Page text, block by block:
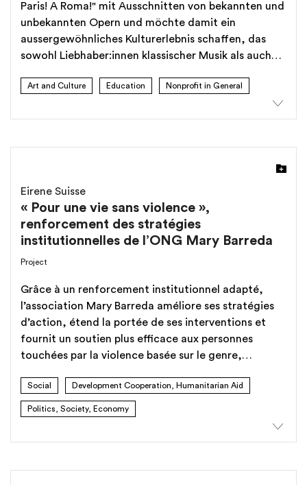
Paris! A Roma!" mit Ausschnitten von bekannten und
unbekannten Opern und möchte damit ein
aussergewöhnliches Kulturerlebnis schaffen, das
sowohl Liebhaber:innen klassischer Musik als auch
Besetzung mit professionellen Sänger:innen und
herausragende Aufführung. Gleichzeitig sorgen wir
Unterstützung durch Spenden können wir faire
Gagen für alle Beteiligten zahlen, die notwendigen
technischen und logistischen Voraussetzungen
schaffen und das Konzert professionell bewerben.
halten und sie einem möglichst vielfältigen Publikum
näherzubringen.
Art and Culture Education Nonprofit in General
Eirene Suisse
« Pour une vie sans violence »,
renforcement des stratégies
institutionnelles de l’ONG Mary Barreda
Project
Grâce à un renforcement institutionnel adapté,
l’association Mary Barreda améliore ses stratégies
d’action, étend la portée de ses interventions et
fournit un soutien plus efficace aux personnes
touchées par la violence basée sur le genre,
prostitution.
Social Development Cooperation, Humanitarian Aid
Politics, Society, Economy